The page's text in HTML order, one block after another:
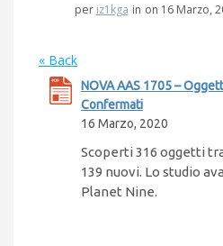
per iz1kga in on 16 Marzo,
« Back
NOVA AAS 1705 –
Confermati
16 Marzo, 2020
Scoperti 316 oggetti
139 nuovi. Lo studio
Planet Nine.